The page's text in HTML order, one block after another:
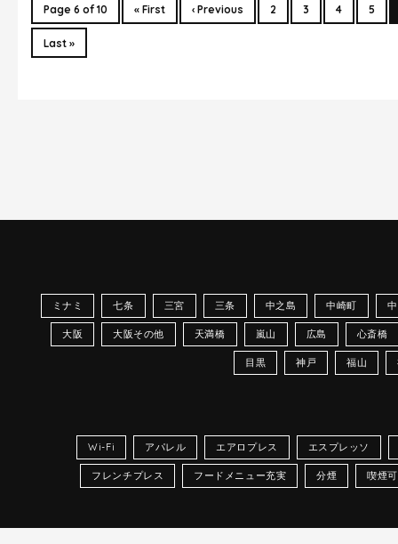
Page 6 of 10 « First ‹ Previous 2 3 4 5
Last »
ミナミ 七条 三宮 三条 中之島 中崎町
大阪 大阪その他 天満橋 嵐山 広島 心斎橋
目黒 神戸 福山
Wi-Fi アパレル エアロプレス エスプレッソ
フレンチプレス フードメニュー充実 分煙 喫煙可